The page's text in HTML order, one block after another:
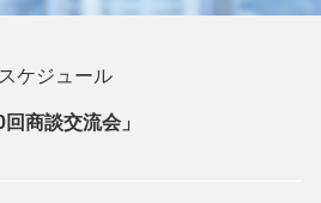
ケジュール
商談交流会」